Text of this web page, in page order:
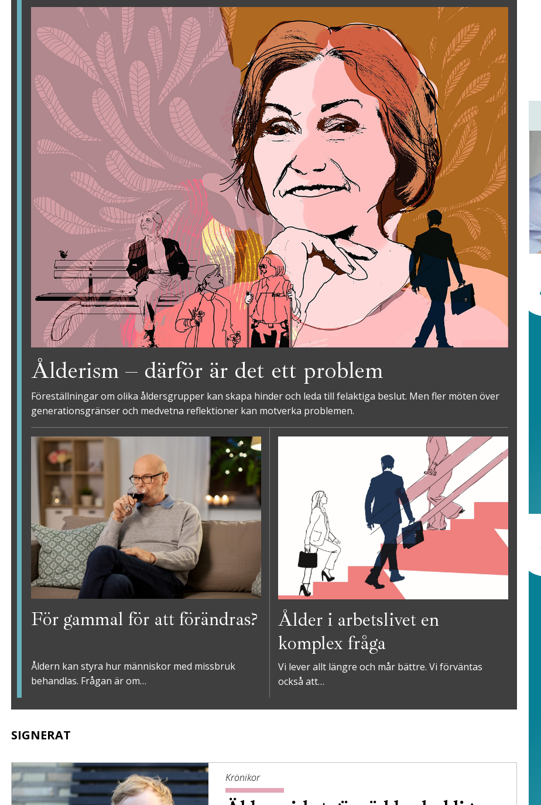
Ålderism – därför är det ett problem
Föreställningar om olika åldersgrupper kan skapa hinder och leda till felaktiga beslut. Men fler möten över
generationsgränser och medvetna reflektioner kan motverka problemen.
För gammal för att förändras?
Åldern kan styra hur människor med missbruk
behandlas. Frågan är om…
Ålder i arbetslivet en
komplex fråga
Vi lever allt längre och mår bättre. Vi förväntas
också att…
SIGNERAT
Krönikor